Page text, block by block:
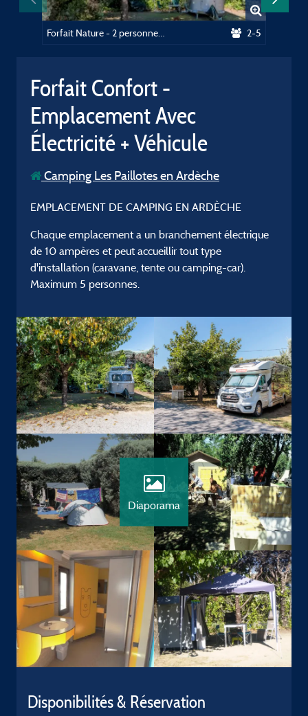
2-5
Forfait Confort -
Emplacement Avec
Électricité + Véhicule
Camping Les Paillotes en Ardèche
EMPLACEMENT DE CAMPING EN ARDÈCHE
Chaque emplacement a un branchement électrique
de 10 ampères et peut accueillir tout type
d'installation (caravane, tente ou camping-car).
Maximum 5 personnes.
Diaporama
Disponibilités & Réservation